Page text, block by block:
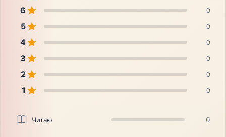
6 0
5 0
4 0
3 0
2 0
1 0
Читаю 0